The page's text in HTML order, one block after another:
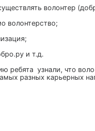
волонтер
волонтерство;
и т.д.
ребята узнали, что
разных карьерных